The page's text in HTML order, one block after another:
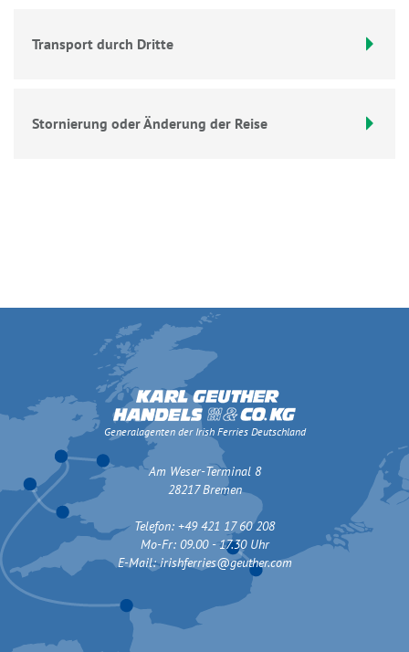
Transport durch Dritte
Stornierung oder Änderung der Reise
Generalagenten der Irish Ferries Deutschland
Am Weser-Terminal 8
28217 Bremen
Telefon: +49 421 17 60 208
Mo-Fr: 09.00 - 17.30 Uhr
E-Mail:irishferries@geuther.com